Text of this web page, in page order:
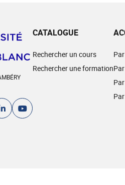
CATALOGUE
Rechercher un cours
Rechercher une formation